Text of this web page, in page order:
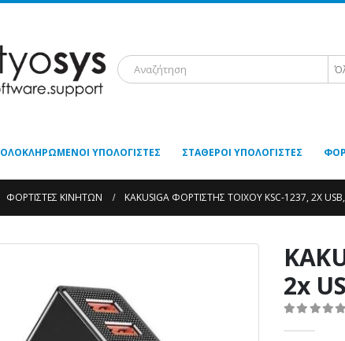
ΟΛΟΚΛΗΡΩΜΈΝΟΙ ΥΠΟΛΟΓΙΣΤΈΣ ΣΤΑΘΕΡΟΊ ΥΠΟΛΟΓΙΣΤΈΣ
ΦΟΡΤΙΣΤΈΣ ΚΙΝΗΤΏΝ KAKUSIGA ΦΟΡΤΙΣΤΉΣ ΤΟΊΧΟΥ KSC-1237, 2X
2x